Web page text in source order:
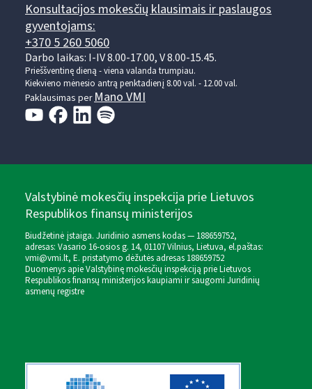
Konsultacijos mokesčių klausimais ir paslaugos
gyventojams:
+370 5 260 5060
Darbo laikas: I-IV 8.00-17.00, V 8.00-15.45.
Prieššventinę dieną - viena valanda trumpiau.
Kiekvieno mėnesio antrą penktadienį 8.00 val. - 12.00 val.
Paklausimas perMano VMI
Valstybinė mokesčių inspekcija prie Lietuvos
Respublikos finansų ministerijos
Biudžetinė įstaiga. Juridinio asmens kodas — 188659752,
adresas: Vasario 16-osios g. 14, 01107 Vilnius, Lietuva, el.paštas:
vmi@vmi.lt, E. pristatymo dėžutės adresas 188659752
Duomenys apie Valstybinę mokesčių inspekciją prie Lietuvos
Respublikos finansų ministerijos kaupiami ir saugomi Juridinių
asmenų registre